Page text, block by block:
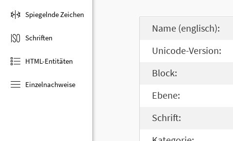
Spiegelnde Zeichen
Schriften
HTML-Entitäten
Einzelnachweise
Name (englisch):
Unicode-Version:
Block:
Ebene:
Schrift: